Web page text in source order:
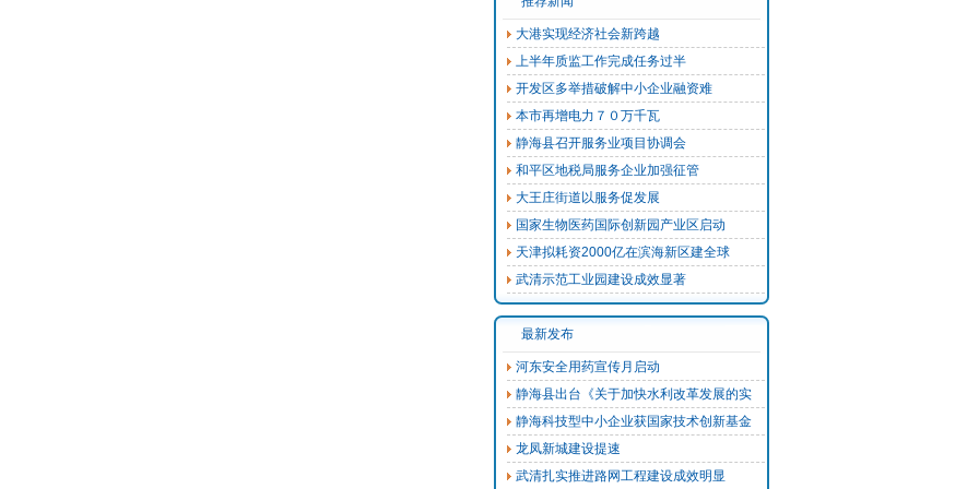
大港实现经济社会新跨越
上半年质监工作完成任务过半
开发区多举措破解中小企业融资难
本市再增电力７０万千瓦
静海县召开服务业项目协调会
和平区地税局服务企业加强征管
大王庄街道以服务促发展
国家生物医药国际创新园产业区启动
天津拟耗资2000亿在滨海新区建全球
武清示范工业园建设成效显著
最新发布
河东安全用药宣传月启动
静海县出台《关于加快水利改革发展的实
静海科技型中小企业获国家技术创新基金
龙凤新城建设提速
武清扎实推进路网工程建设成效明显